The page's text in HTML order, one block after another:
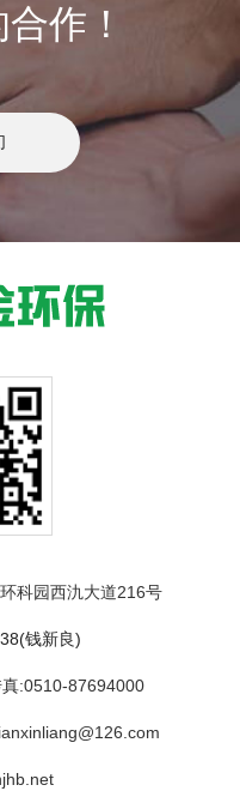
作！
科园西氿大道216号
钱新良)
:0510-87694000